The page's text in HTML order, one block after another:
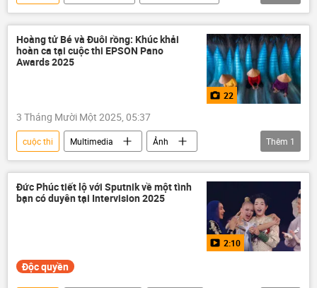
gạo
thông tin
Philippines
Thế giới
xuất khẩu nông sản
Hoàng tử Bé và Đuôi rồng: Khúc khải
hoàn ca tại cuộc thi EPSON Pano
Awards 2025
22
3 Tháng Mười Một 2025, 05:37
cuộc thi Multimedia
Ảnh
Thế giới
Thêm 1
Đức Phúc tiết lộ với Sputnik về một tình
bạn có duyên tại Intervision 2025
2:10
Độc quyền